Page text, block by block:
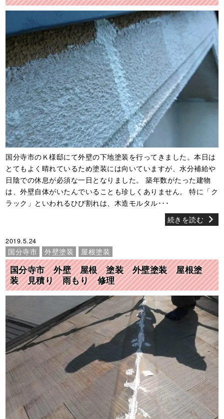
国分寺市のＫ様邸にて外壁の下地塗装を行ってきました。本日は
とてもよく晴れているため塗装には向いていますが、水分補給や
日陰での休息が必須な一日となりました。 築年数がたった建物
は、外壁自体がいたんでいることも珍しくありません。 特に「ク
ラック」といわれるひび割れは、木造モルタル･･･
続きを読む
2019.5.24
国分寺市 外壁塗装 屋根塗装
国分寺市 外壁 屋根 塗装 外壁塗装 屋根塗
装 見積り 雨もり 修理